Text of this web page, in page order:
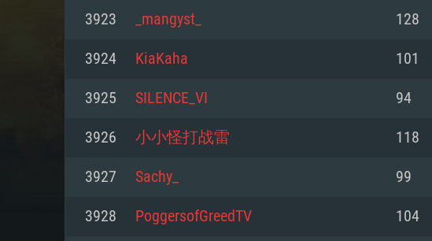
3923 _mangyst_ 128
3924 KiaKaha 101
3925 SILENCE_VI 94
3926 小小怪打战雷 118
3927 Sachy_ 99
3928 PoggersofGreedTV 104